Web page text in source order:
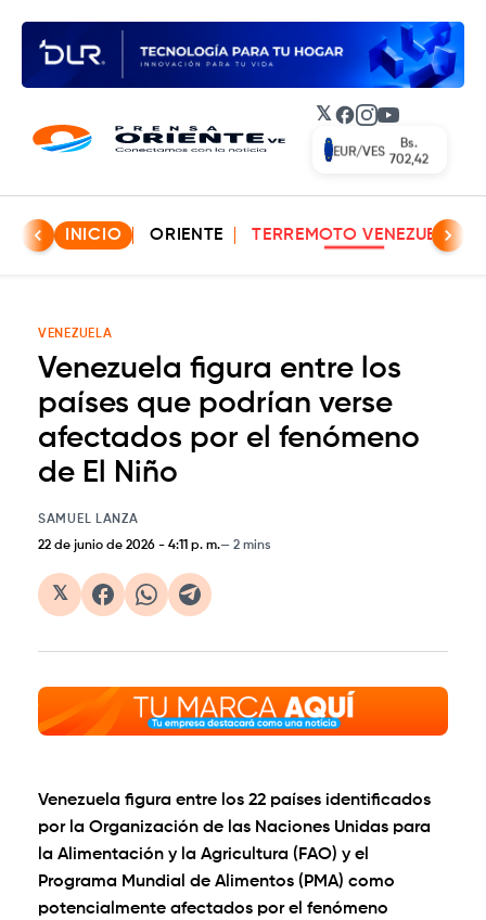
𝕏 Facebook
Instagram
YouTube
EUR/VES
Bs.
702,42
INICIO ORIENTE TERREMOTO VENEZUELA
VENEZUELA
Venezuela figura entre los
países que podrían verse
afectados por el fenómeno
de El Niño
SAMUEL LANZA
22 de junio de 2026 - 4:11 p. m. 2 mins
𝕏
Venezuela figura entre los 22 países identificados
por la Organización de las Naciones Unidas para
la Alimentación y la Agricultura (FAO) y el
Programa Mundial de Alimentos (PMA) como
potencialmente afectados por el fenómeno